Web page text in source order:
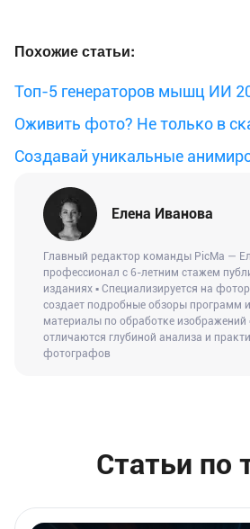
Похожие статьи:
Топ-5 генераторов мышц ИИ
одним кликом
Оживить фото? Не только в
Создавай уникальные
AI-видео
Елена Иванова
Главный редактор команды PicMa —
профессионал с 6-летним стажем
изданиях ▪ Специализируется на
создает подробные обзоры программ
материалы по обработке изображений
отличаются глубиной анализа и
фотографов
Статьи по